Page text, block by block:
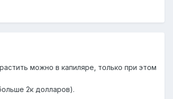
можно в капиляре, только при этом
2к долларов).